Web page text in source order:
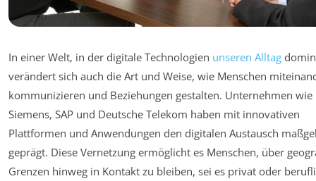
In einer Welt, in der digitale Technologien unseren Alltag
verändert sich auch die Art und Weise, wie Menschen
kommunizieren und Beziehungen gestalten. Unternehmen wie
Siemens, SAP und Deutsche Telekom haben mit innovativen
Plattformen und Anwendungen den digitalen Austausch
geprägt. Diese Vernetzung ermöglicht es Menschen, über
Grenzen hinweg in Kontakt zu bleiben, sei es privat oder